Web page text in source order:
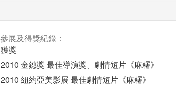
參展及得獎紀錄：
獲獎
2010 金鏸獎 最佳導演獎、劇情短片《麻糬》
2010 紐約亞美影展 最佳劇情短片《麻糬》